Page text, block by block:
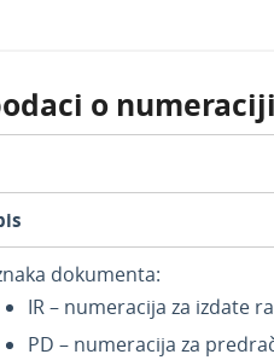
o
dokumenta:
IR – numeracija za izdate
PD – numeracija za